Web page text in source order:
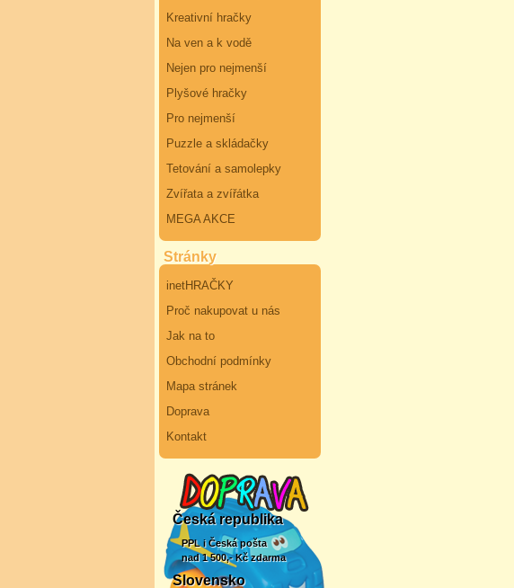
Kreativní hračky
Na ven a k vodě
Nejen pro nejmenší
Plyšové hračky
Pro nejmenší
Puzzle a skládačky
Tetování a samolepky
Zvířata a zvířátka
MEGA AKCE
Stránky
inetHRAČKY
Proč nakupovat u nás
Jak na to
Obchodní podmínky
Mapa stránek
Doprava
Kontakt
Česká republika
PPL i Česká pošta
nad 1 500,- Kč zdarma
Slovensko